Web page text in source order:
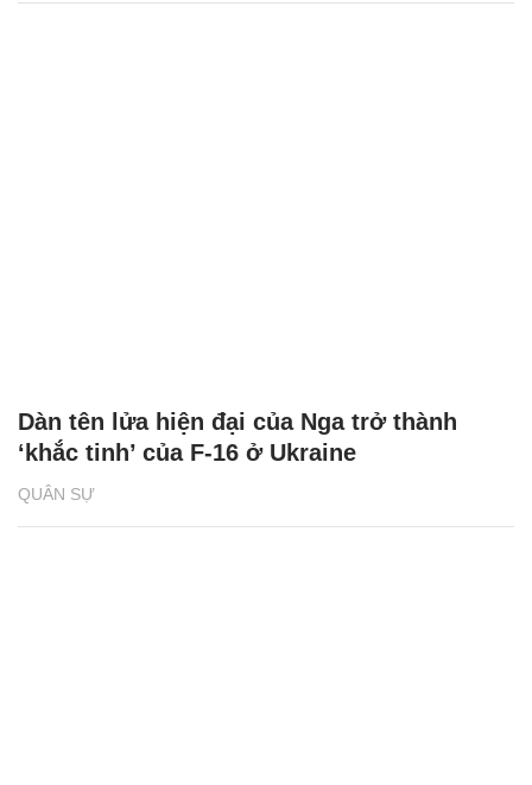
QUÂN SỰ
Dàn tên lửa hiện đại của Nga trở thành
‘khắc tinh’ của F-16 ở Ukraine